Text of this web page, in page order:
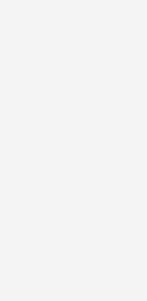
C.
D
D
Klasse: D
CO₂-Klasse: E
D
CO₂-Klasse: E